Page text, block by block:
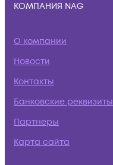
КОМПАНИЯ NAG
О компании
Новости
Контакты
Банковские реквизиты
Партнеры
Карта сайта